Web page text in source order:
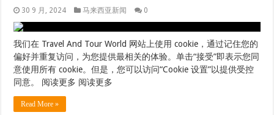
30 9 月, 2024 马来西亚新闻 0
我们在 Travel And Tour World 网站上使用 cookie，通过记住您的
偏好并重复访问，为您提供最相关的体验。单击“接受”即表示您同
意使用所有 cookie。但是，您可以访问“Cookie 设置”以提供受控
同意。 阅读更多 阅读更多
Read More »